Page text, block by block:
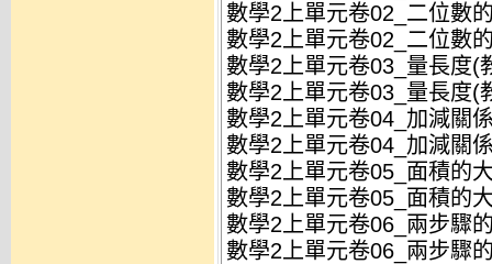
數學2上單元卷02_二位數
數學2上單元卷02_二位數
數學2上單元卷03_量長度(
數學2上單元卷03_量長度(
數學2上單元卷04_加減關
數學2上單元卷04_加減關
數學2上單元卷05_面積的
數學2上單元卷05_面積的
數學2上單元卷06_兩步驟
數學2上單元卷06_兩步驟